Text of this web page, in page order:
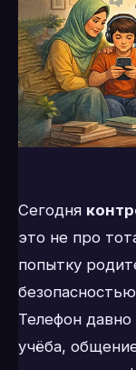
Сегодня
это не про
попытку
Телефон
учёба,